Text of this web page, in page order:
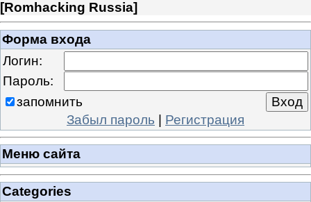
[Romhacking Russia]
Форма входа
Логин:
Пароль:
запомнить
Забыл пароль | Регистрация
Меню сайта
Categories